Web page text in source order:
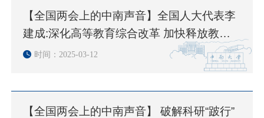
【全国两会上的中南声音】全国人大代表李
建成:深化高等教育综合改革 加快释放教育
科技人才创新活力
时间：2025-03-12
【全国两会上的中南声音】 破解科研“跛行”